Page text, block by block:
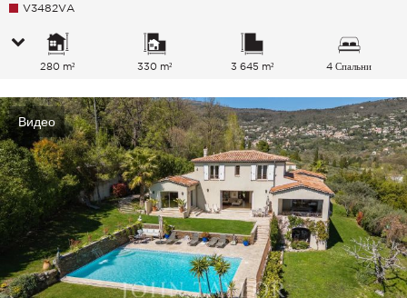
V3482VA
280 m² 330 m² 3 645 m² 4 Спальни
Видео